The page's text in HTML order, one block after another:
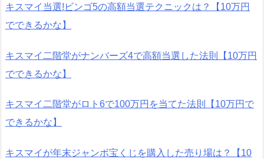
キスマイ当選!ビンゴ5の高額当選テクニックは？【10万円
でできるかな】
キスマイ二階堂がナンバーズ4で高額当選した法則【10万円
でできるかな】
キスマイ二階堂がロト6で100万円を当てた法則【10万円で
できるかな】
キスマイが年末ジャンボ宝くじを購入した売り場は？【10